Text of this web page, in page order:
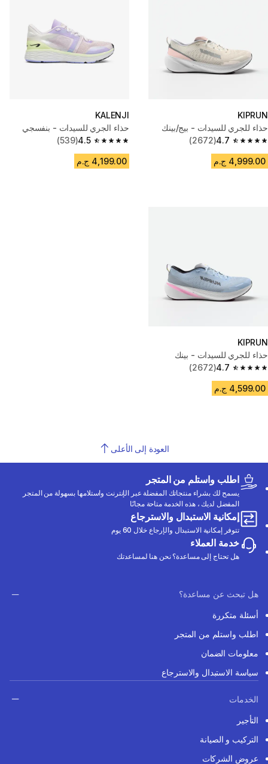
KIPRUN
حذاء للجري للسيدات - بيج/بينك
4.7
4.7 out of 5 stars from 2672 reviews
(2672)
4,999.00 ج.م
KALENJI
حذاء الجري للسيدات - بنفسجي
4.5
4.5 out of 5 stars from 539 reviews
(539)
4,199.00 ج.م
KIPRUN
حذاء للجري للسيدات - بينك
4.7
4.7 out of 5 stars from 2672 reviews
(2672)
4,599.00 ج.م
العودة إلى الأعلى
اطلب واستلم من المتجر
يسمح لك بشراء منتجاتك المفضلة عبر الإنترنت واستلامها بسهولة من المتجر
المفضل لديك ، هذه الخدمة متاحة مجانًا
إمكانية الاستبدال والاسترجاع
تتوفر إمكانية الاستبدال والإرجاع خلال 60 يوم
خدمة العملاء
هل تحتاج إلى مساعدة؟ نحن هنا لمساعدتك
هل تبحث عن مساعدة؟
أسئلة متكررة
اطلب واستلم من المتجر
معلومات الضمان
سياسة الاستبدال والاسترجاع
الخدمات
التأجير
التركيب و الصيانة
عروض الشركات